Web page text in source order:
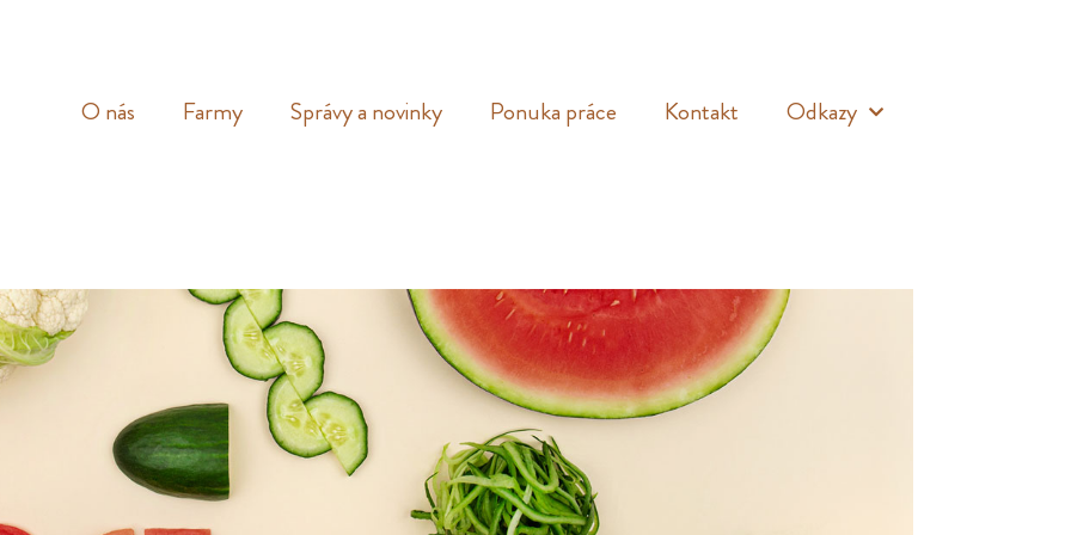
O nás
Farmy Správy a novinky Ponuka práce Kontakt Odkazy